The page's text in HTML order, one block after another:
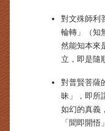
對文殊師利
輪轉」（知
然能知本來
立，即是隨
對普賢菩薩
昧」，即所
如幻的真義
「聞即開